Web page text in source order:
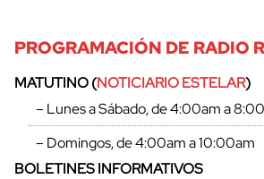
cerrar
PROGRAMACIÓN DE RADIO
MATUTINO (NOTICIARIO ESTELAR)
– Lunes a Sábado, de 4:00am a
– Domingos, de 4:00am a 10:00am
BOLETINES INFORMATIVOS